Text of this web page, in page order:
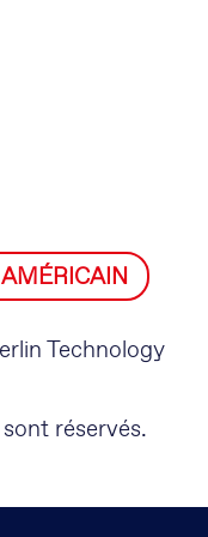
Technology
réservés.